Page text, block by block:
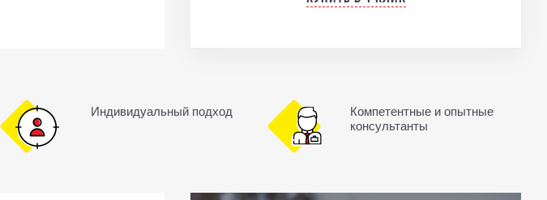
Индивидуальный подход
Компетентные и опытные
консультанты